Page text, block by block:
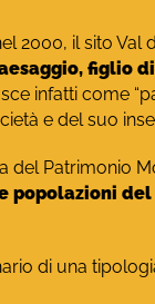
2000, il sito
figlio
infatti come
e del suo
del Patrimonio
popolazioni del
di una